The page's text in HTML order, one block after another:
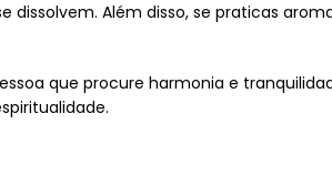
Além disso, se praticas
que procure harmonia e